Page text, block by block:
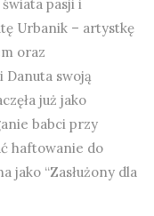
pasji i
Urbanik – artystkę
oraz
Danuta swoją
już jako
babci przy
haftowanie do
jako “Zasłużony dla